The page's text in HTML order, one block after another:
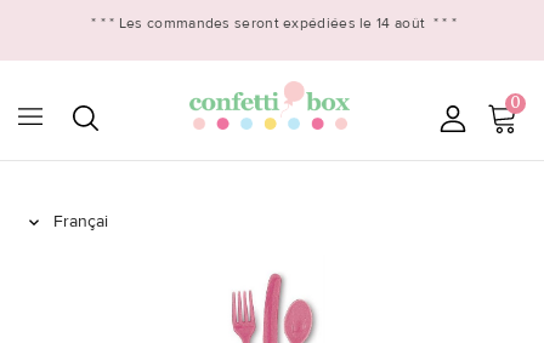
* * * Les commandes seront expédiées le 14 août * * *
0
